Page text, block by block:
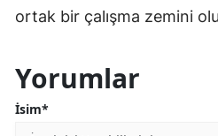
ortak bir çalışma zemini
Yorumlar
İsim*